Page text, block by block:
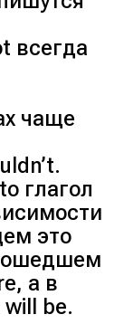
всегда
чаще
глагол
это
а в
be.